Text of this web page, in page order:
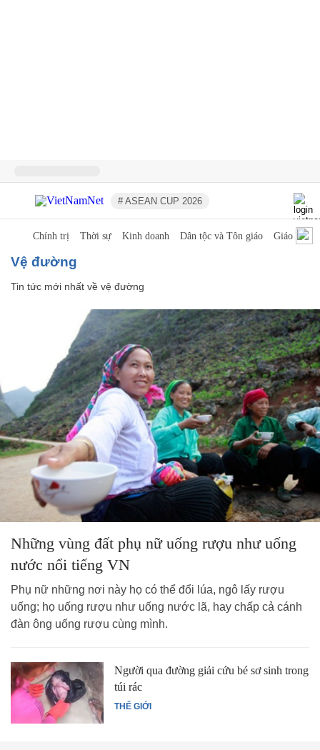
# ASEAN CUP 2026
Chính trị Thời sự Kinh doanh Dân tộc và Tôn giáo Giáo dục
vệ đường
Tin tức mới nhất về vệ đường
Những vùng đất phụ nữ uống rượu như uống
nước nổi tiếng VN
Phụ nữ những nơi này họ có thể đổi lúa, ngô lấy rượu
uống; họ uống rượu như uống nước lã, hay chấp cả cánh
đàn ông uống rượu cùng mình.
THẾ GIỚI
Người qua đường giải cứu bé sơ sinh trong
túi rác